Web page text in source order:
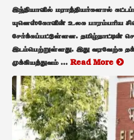
இந்தியாவில் மராத்தியர்களால்
யுனெஸ்கோவின் உலக பாரம்பரிய
சேர்க்கப்பட்டுள்ளன. தமிழ்நாட்டின்
இடம்பெற்றுள்ளது. இது வரவேற்க
முக்கியத்துவம் ... Read More